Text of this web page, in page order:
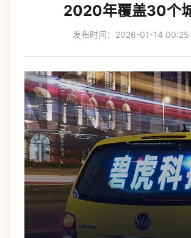
2020年覆盖30个
发布时间：2026-01-14